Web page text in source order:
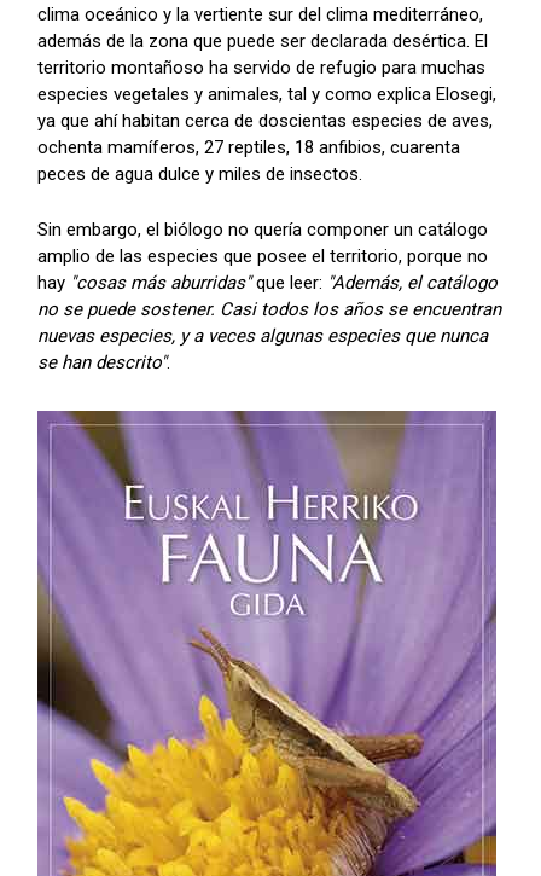
clima oceánico y la vertiente sur del clima mediterráneo,
además de la zona que puede ser declarada desértica. El
territorio montañoso ha servido de refugio para muchas
especies vegetales y animales, tal y como explica Elosegi,
ya que ahí habitan cerca de doscientas especies de aves,
ochenta mamíferos, 27 reptiles, 18 anfibios, cuarenta
peces de agua dulce y miles de insectos.
Sin embargo, el biólogo no quería componer un catálogo
amplio de las especies que posee el territorio, porque no
hay "cosas más aburridas"que leer: "Además, el catálogo
no se puede sostener. Casi todos los años se encuentran
nuevas especies, y a veces algunas especies que nunca
se han descrito".